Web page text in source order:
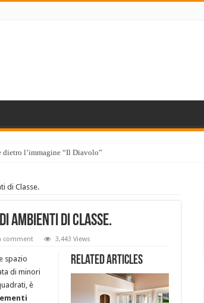
l’immagine “Il Diavolo”
di Classe.
Ambienti di Classe.
comment 3,443 Views
Related Articles
spazio
di minori
è